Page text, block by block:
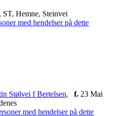
ST, Hemne, Steinvei
Stølvei f Bertelsen, f. 23 Mai